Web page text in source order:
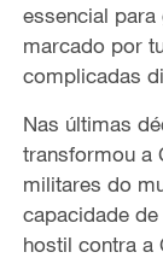
essencial
marcado por
complicadas
Nas últimas
transformou a
militares do
capacidade
hostil contra a